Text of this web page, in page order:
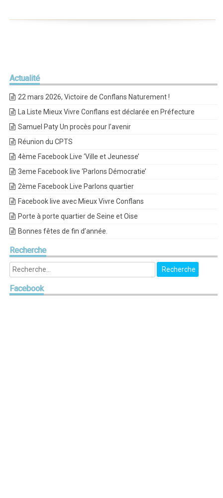
Actualité
22 mars 2026, Victoire de Conflans Naturement !
La Liste Mieux Vivre Conflans est déclarée en Préfecture
Samuel Paty Un procès pour l’avenir
Réunion du CPTS
4ème Facebook Live ‘Ville et Jeunesse’
3eme Facebook live ‘Parlons Démocratie’
2ème Facebook Live Parlons quartier
Facebook live avec Mieux Vivre Conflans
Porte à porte quartier de Seine et Oise
Bonnes fêtes de fin d’année.
Recherche
Facebook